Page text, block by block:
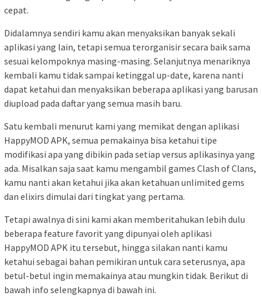
cepat.
Didalamnya sendiri kamu akan menyaksikan banyak sekali
aplikasi yang lain, tetapi semua terorganisir secara baik sama
sesuai kelompoknya masing-masing. Selanjutnya menariknya
kembali kamu tidak sampai ketinggal up-date, karena nanti
dapat ketahui dan menyaksikan beberapa aplikasi yang barusan
diupload pada daftar yang semua masih baru.
Satu kembali menurut kami yang memikat dengan aplikasi
HappyMOD APK, semua pemakainya bisa ketahui tipe
modifikasi apa yang dibikin pada setiap versus aplikasinya yang
ada. Misalkan saja saat kamu mengambil games Clash of Clans,
kamu nanti akan ketahui jika akan ketahuan unlimited gems
dan elixirs dimulai dari tingkat yang pertama.
Tetapi awalnya di sini kami akan memberitahukan lebih dulu
beberapa feature favorit yang dipunyai oleh aplikasi
HappyMOD APK itu tersebut, hingga silakan nanti kamu
ketahui sebagai bahan pemikiran untuk cara seterusnya, apa
betul-betul ingin memakainya atau mungkin tidak. Berikut di
bawah info selengkapnya di bawah ini.